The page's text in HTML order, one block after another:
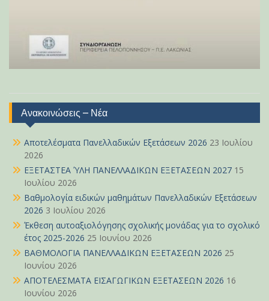
Ανακοινώσεις – Νέα
Αποτελέσματα Πανελλαδικών Εξετάσεων 2026 23 Ιουλίου
2026
ΕΞΕΤΑΣΤΕΑ ΎΛΗ ΠΑΝΕΛΛΑΔΙΚΩΝ ΕΞΕΤΑΣΕΩΝ 2027 15
Ιουλίου 2026
Βαθμολογία ειδικών μαθημάτων Πανελλαδικών Εξετάσεων
2026 3 Ιουλίου 2026
Έκθεση αυτοαξιολόγησης σχολικής μονάδας για το σχολικό
έτος 2025-2026 25 Ιουνίου 2026
ΒΑΘΜΟΛΟΓΙΑ ΠΑΝΕΛΛΑΔΙΚΩΝ ΕΞΕΤΑΣΕΩΝ 2026 25
Ιουνίου 2026
ΑΠΟΤΕΛΕΣΜΑΤΑ ΕΙΣΑΓΩΓΙΚΩΝ ΕΞΕΤΑΣΕΩΝ 2026 16
Ιουνίου 2026